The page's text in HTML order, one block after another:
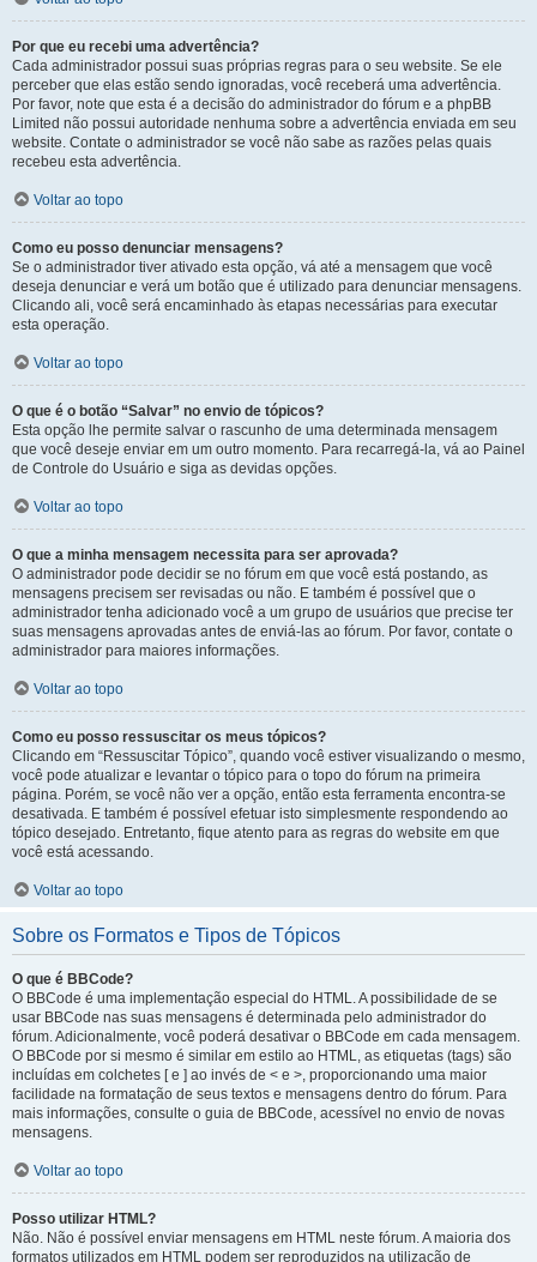
Por que eu recebi uma advertência?
Cada administrador possui suas próprias regras para o seu website. Se ele
perceber que elas estão sendo ignoradas, você receberá uma advertência.
Por favor, note que esta é a decisão do administrador do fórum e a phpBB
Limited não possui autoridade nenhuma sobre a advertência enviada em seu
website. Contate o administrador se você não sabe as razões pelas quais
recebeu esta advertência.
Voltar ao topo
Como eu posso denunciar mensagens?
Se o administrador tiver ativado esta opção, vá até a mensagem que você
deseja denunciar e verá um botão que é utilizado para denunciar mensagens.
Clicando ali, você será encaminhado às etapas necessárias para executar
esta operação.
Voltar ao topo
O que é o botão “Salvar” no envio de tópicos?
Esta opção lhe permite salvar o rascunho de uma determinada mensagem
que você deseje enviar em um outro momento. Para recarregá-la, vá ao Painel
de Controle do Usuário e siga as devidas opções.
Voltar ao topo
O que a minha mensagem necessita para ser aprovada?
O administrador pode decidir se no fórum em que você está postando, as
mensagens precisem ser revisadas ou não. E também é possível que o
administrador tenha adicionado você a um grupo de usuários que precise ter
suas mensagens aprovadas antes de enviá-las ao fórum. Por favor, contate o
administrador para maiores informações.
Voltar ao topo
Como eu posso ressuscitar os meus tópicos?
Clicando em “Ressuscitar Tópico”, quando você estiver visualizando o mesmo,
você pode atualizar e levantar o tópico para o topo do fórum na primeira
página. Porém, se você não ver a opção, então esta ferramenta encontra-se
desativada. E também é possível efetuar isto simplesmente respondendo ao
tópico desejado. Entretanto, fique atento para as regras do website em que
você está acessando.
Voltar ao topo
Sobre os Formatos e Tipos de Tópicos
O que é BBCode?
O BBCode é uma implementação especial do HTML. A possibilidade de se
usar BBCode nas suas mensagens é determinada pelo administrador do
fórum. Adicionalmente, você poderá desativar o BBCode em cada mensagem.
O BBCode por si mesmo é similar em estilo ao HTML, as etiquetas (tags) são
incluídas em colchetes [ e ] ao invés de < e >, proporcionando uma maior
facilidade na formatação de seus textos e mensagens dentro do fórum. Para
mais informações, consulte o guia de BBCode, acessível no envio de novas
mensagens.
Voltar ao topo
Posso utilizar HTML?
Não. Não é possível enviar mensagens em HTML neste fórum. A maioria dos
formatos utilizados em HTML podem ser reproduzidos na utilização de